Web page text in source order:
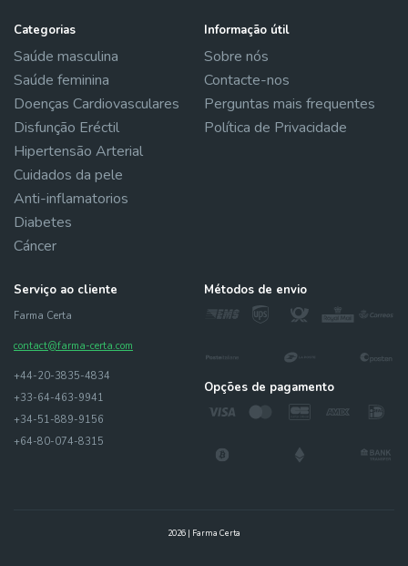
Categorias
Saúde masculina
Saúde feminina
Doenças Cardiovasculares
Disfunção Eréctil
Hipertensão Arterial
Cuidados da pele
Anti-inflamatorios
Diabetes
Cáncer
Informação útil
Sobre nós
Contacte-nos
Perguntas mais frequentes
Política de Privacidade
Serviço ao cliente
Farma Certa
contact@farma-certa.com
+44-20-3835-4834
+33-64-463-9941
+34-51-889-9156
+64-80-074-8315
Métodos de envio
Opções de pagamento
2026 | Farma Certa